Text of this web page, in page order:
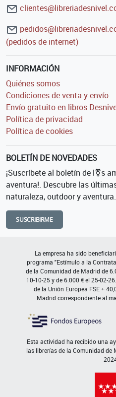
(pedidos de internet)
INFORMACIÓN
Quiénes somos
Condiciones de venta y envío
Envío gratuito en libros
Política de privacidad
Política de cookies
BOLETÍN DE NOVEDADES
¡Suscríbete al boletín de l⚧s
aventura!. Descubre las
naturaleza, outdoor y aventura.
SUSCRIBIRME
La empresa ha sido
programa "Estímulo a la
de la Comunidad de Madrid de
10-10-25 y de 6.000 € el 25-02-
de la Unión Europea FSE +
Madrid correspondiente al
Esta actividad ha recibido una
las librerías de la Comunidad de